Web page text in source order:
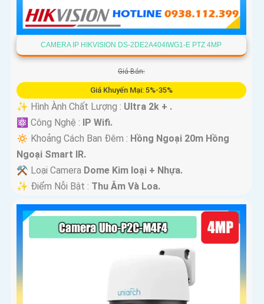
CAMERA IP HIKVISION DS-2DE2A404IWG1-E PTZ 4MP
Giá Bán:
Giá Khuyến Mại: 5%-35%
✨ Hình Ành Chất Lượng : Ultra 2k + .
⚛️ Công Nghệ : IP Wifi.
🔅 Khoảng Cách Ban Đêm : Hồng Ngoại 20m Hồng
Ngoại Smart IR.
⚒ Loại Camera Dome Kim loại + Nhựa.
️✨ Điểm Nỗi Bật : Thu Âm Và Loa.